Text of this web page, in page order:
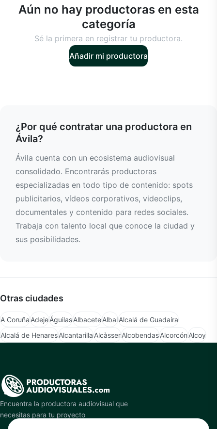
Aún no hay productoras en esta
categoría
Sé la primera en registrar tu productora.
Añadir mi productora
¿Por qué contratar una productora en
Ávila?
Ávila cuenta con un ecosistema audiovisual
consolidado. Encontrarás productoras
especializadas en todo tipo de contenido: spots
publicitarios, vídeos corporativos, videoclips,
documentales y contenido para redes sociales.
Trabaja con talento local que conoce la ciudad y
sus posibilidades.
Otras ciudades
A CoruñaAdejeÁguilasAlbaceteAlbalAlcalá de Guadaíra
Alcalá de HenaresAlcantarillaAlcàsserAlcobendasAlcorcónAlcoy
Encuentra la productora audiovisual que
necesitas para tu proyecto